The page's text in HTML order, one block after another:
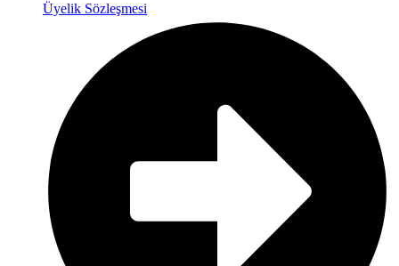
Üyelik Sözleşmesi